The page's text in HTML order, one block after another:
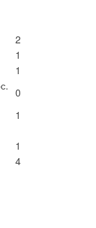
2
1
1
0
1
1
4